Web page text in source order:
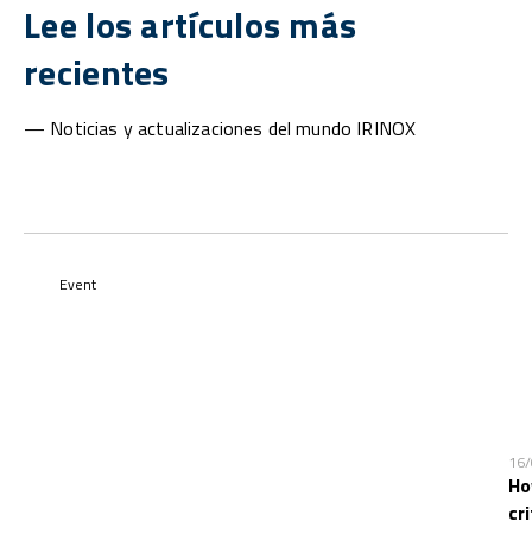
Lee los artículos más
recientes
— Noticias y actualizaciones del mundo IRINOX
Event